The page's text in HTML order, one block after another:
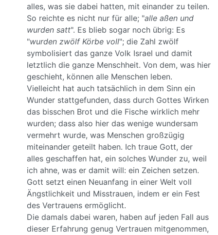
alles, was sie dabei hatten, mit einander zu teilen.
So reichte es nicht nur für alle; "alle aßen und
wurden satt". Es blieb sogar noch übrig: Es
"wurden zwölf Körbe voll"; die Zahl zwölf
symbolisiert das ganze Volk Israel und damit
letztlich die ganze Menschheit. Von dem, was hier
geschieht, können alle Menschen leben.
Vielleicht hat auch tatsächlich in dem Sinn ein
Wunder stattgefunden, dass durch Gottes Wirken
das bisschen Brot und die Fische wirklich mehr
wurden; dass also hier das wenige wundersam
vermehrt wurde, was Menschen großzügig
miteinander geteilt haben. Ich traue Gott, der
alles geschaffen hat, ein solches Wunder zu, weil
ich ahne, was er damit will: ein Zeichen setzen.
Gott setzt einen Neuanfang in einer Welt voll
Ängstlichkeit und Misstrauen, indem er ein Fest
des Vertrauens ermöglicht.
Die damals dabei waren, haben auf jeden Fall aus
dieser Erfahrung genug Vertrauen mitgenommen,